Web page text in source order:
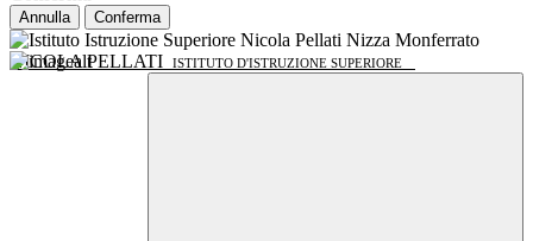
Annulla Conferma
NICOLA PELLATI ISTITUTO D'ISTRUZIONE SUPERIORE